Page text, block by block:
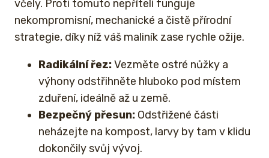
včely. Proti tomuto nepříteli funguje
nekompromisní, mechanické a čistě přírodní
strategie, díky níž váš maliník zase rychle ožije.
Radikální řez:Vezměte ostré nůžky a
výhony odstřihněte hluboko pod místem
zduření, ideálně až u země.
Bezpečný přesun: Odstřižené části
neházejte na kompost, larvy by tam v klidu
dokončily svůj vývoj.